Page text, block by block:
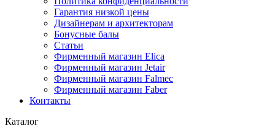
Гарантия низкой цены
Дизайнерам и архитекторам
Бонусные балы
Статьи
Фирменный магазин Elica
Фирменный магазин Jetair
Фирменный магазин Falmec
Фирменный магазин Faber
Контакты
Каталог